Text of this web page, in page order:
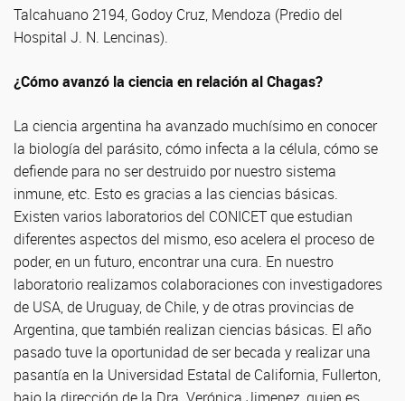
Talcahuano 2194, Godoy Cruz, Mendoza (Predio del
Hospital J. N. Lencinas).
¿Cómo avanzó la ciencia en relación al Chagas?
La ciencia argentina ha avanzado muchísimo en conocer
la biología del parásito, cómo infecta a la célula, cómo se
defiende para no ser destruido por nuestro sistema
inmune, etc. Esto es gracias a las ciencias básicas.
Existen varios laboratorios del CONICET que estudian
diferentes aspectos del mismo, eso acelera el proceso de
poder, en un futuro, encontrar una cura. En nuestro
laboratorio realizamos colaboraciones con investigadores
de USA, de Uruguay, de Chile, y de otras provincias de
Argentina, que también realizan ciencias básicas. El año
pasado tuve la oportunidad de ser becada y realizar una
pasantía en la Universidad Estatal de California, Fullerton,